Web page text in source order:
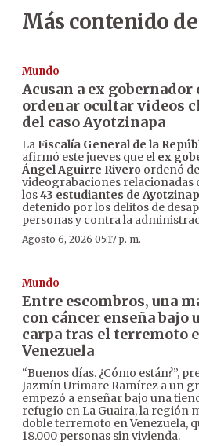
Más contenido
Mundo
Acusan a ex gobernador
ordenar ocultar videos
del caso Ayotzinapa
LaFiscalía General de la
afirmó este jueves que el ex
Ángel Aguirre Rivero ordenó
videograbaciones relacionadas
los43 estudiantes de
detenido por los delitos de
personas y contra la
Agosto 6, 2026 05:17 p. m.
Mundo
Entre escombros, una
con cáncer enseña bajo
carpa tras el terremoto
Venezuela
“Buenos días. ¿Cómo están?”,
Jazmín Urimare Ramírez a un
empezó a enseñar bajo una
refugio en La Guaira, la región
doble terremoto en Venezuela,
18.000 personas sin vivienda.